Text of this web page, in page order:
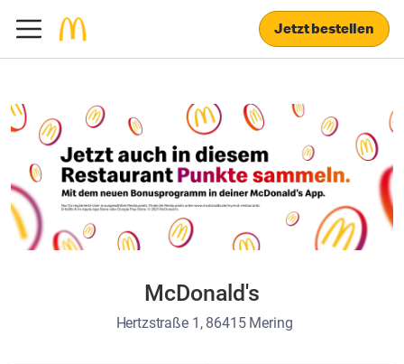
Jetzt bestellen
McDonald's
Hertzstraße 1, 86415 Mering